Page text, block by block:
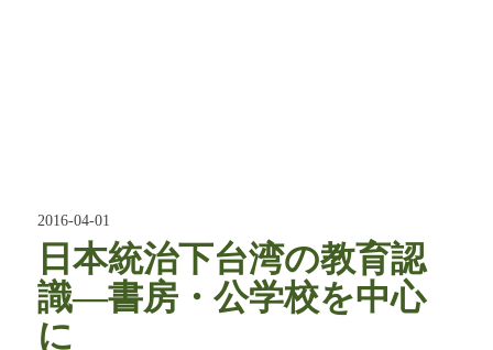
2016-04-01
日本統治下台湾の教育認
識―書房・公学校を中心
に